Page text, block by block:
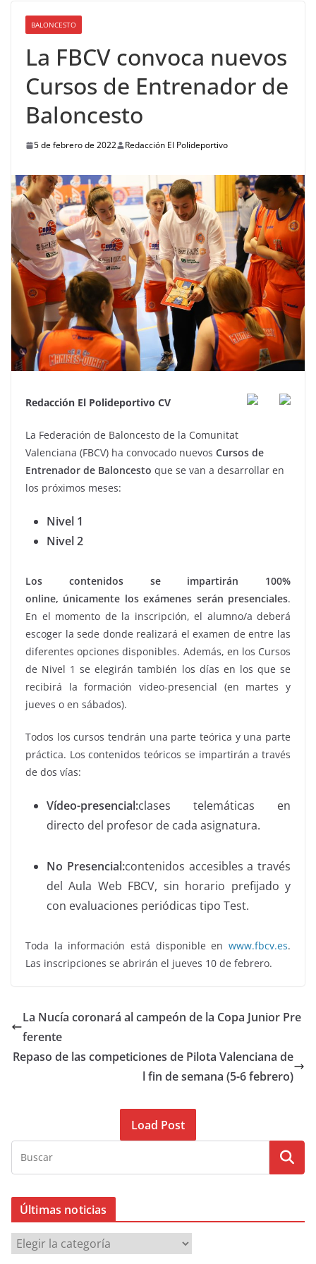
BALONCESTO
La FBCV convoca nuevos
Cursos de Entrenador de
Baloncesto
5 de febrero de 2022 Redacción El Polideportivo
Redacción El Polideportivo CV
La Federación de Baloncesto de la Comunitat
Valenciana (FBCV) ha convocado nuevos Cursos de
Entrenador de Baloncesto que se van a desarrollar en
los próximos meses:
Nivel 1
Nivel 2
Los contenidos se impartirán
100%
online, únicamente los exámenes serán presenciales.
En el momento de la inscripción, el alumno/a deberá
escoger la sede donde realizará el examen de entre las
diferentes opciones disponibles. Además, en los Cursos
de Nivel 1 se elegirán también los días en los que se
recibirá la formación video-presencial (en martes y
jueves o en sábados).
Todos los cursos tendrán una parte teórica y una parte
práctica. Los contenidos teóricos se impartirán a través
de dos vías:
Vídeo-presencial:clases telemáticas en
directo del profesor de cada asignatura.
No Presencial:contenidos accesibles a través
del Aula Web FBCV, sin horario prefijado y
con evaluaciones periódicas tipo Test.
Toda la información está disponible en www.fbcv.es.
Las inscripciones se abrirán el jueves 10 de febrero.
La Nucía coronará al campeón de la Copa Junior Pre
ferente
Repaso de las competiciones de Pilota Valenciana de
l fin de semana (5-6 febrero)
Load Post
Últimas noticias
Ú